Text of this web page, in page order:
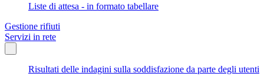
Liste di attesa - in formato tabellare
Gestione rifiuti
Servizi in rete
Risultati delle indagini sulla soddisfazione da parte degli utenti